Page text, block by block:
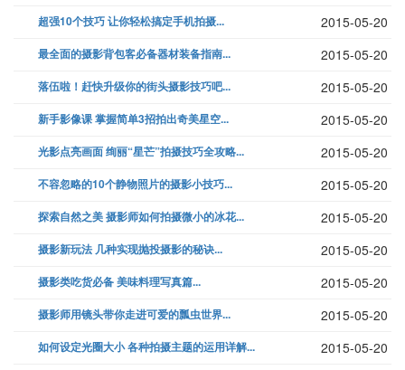
超强10个技巧 让你轻松搞定手机拍摄... 2015-05-20
最全面的摄影背包客必备器材装备指南... 2015-05-20
落伍啦！赶快升级你的街头摄影技巧吧... 2015-05-20
新手影像课 掌握简单3招拍出奇美星空... 2015-05-20
光影点亮画面 绚丽“星芒”拍摄技巧全攻略... 2015-05-20
不容忽略的10个静物照片的摄影小技巧... 2015-05-20
探索自然之美 摄影师如何拍摄微小的冰花... 2015-05-20
摄影新玩法 几种实现抛投摄影的秘诀... 2015-05-20
摄影类吃货必备 美味料理写真篇... 2015-05-20
摄影师用镜头带你走进可爱的瓢虫世界... 2015-05-20
如何设定光圈大小 各种拍摄主题的运用详解... 2015-05-20